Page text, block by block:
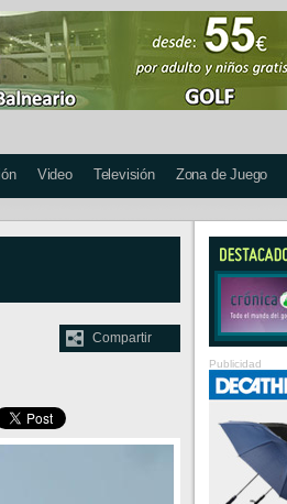
Video Televisión Zona de Juego
Compartir
Publicidad